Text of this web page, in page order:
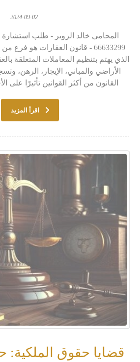
2024-09-02
المحامي خالد الزوير - طلب
66633299 - قانون العقارات هو
الذي يهتم بتنظيم المعاملات المتعلقة
الأراضي والمباني، الإيجار، الرهن،
القانون من أكثر القوانين تأثيرًا على
اقرأ المزيد
قضايا حقوق الملكية: